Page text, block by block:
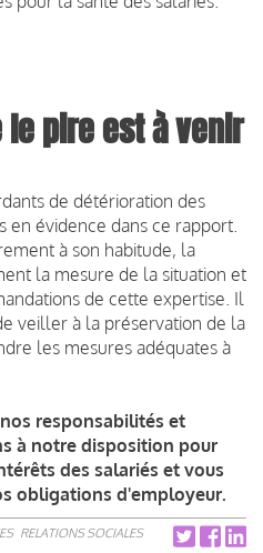
le pire est à venir
de détérioration des
en évidence dans ce rapport.
à son habitude, la
la mesure de la situation et
de cette expertise. Il
veiller à la préservation de la
les mesures adéquates à
responsabilités et
à notre disposition pour
des salariés et vous
obligations d'employeur.
RELATIONS SOCIALES